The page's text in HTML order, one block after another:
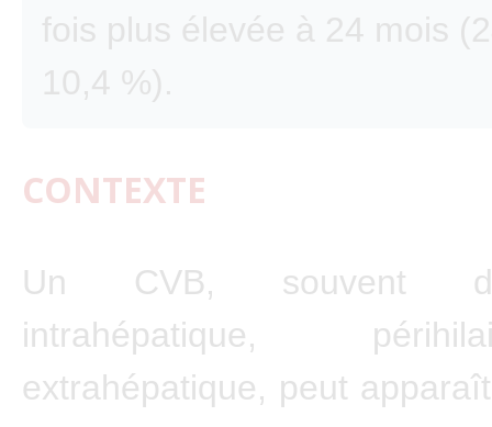
fois plus élevée à 24 mois
10,4 %).
CONTEXTE
Un CVB, souvent
intrahépatique,
extrahépatique, peut